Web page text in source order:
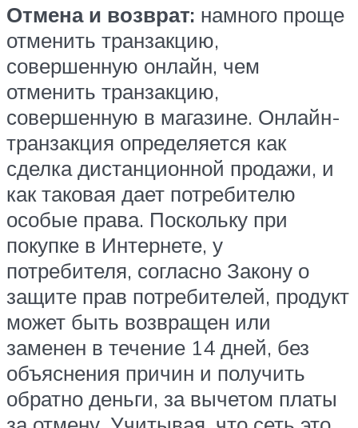
Отмена и возврат: намного проще
отменить транзакцию,
совершенную онлайн, чем
отменить транзакцию,
совершенную в магазине. Онлайн-
транзакция определяется как
сделка дистанционной продажи, и
как таковая дает потребителю
особые права. Поскольку при
покупке в Интернете, у
потребителя, согласно Закону о
защите прав потребителей, продукт
может быть возвращен или
заменен в течение 14 дней, без
объяснения причин и получить
обратно деньги, за вычетом платы